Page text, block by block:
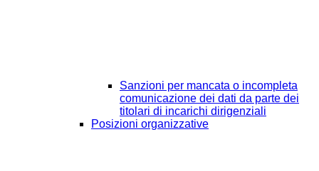
Sanzioni per mancata o incompleta
comunicazione dei dati da parte dei
titolari di incarichi dirigenziali
Posizioni organizzative